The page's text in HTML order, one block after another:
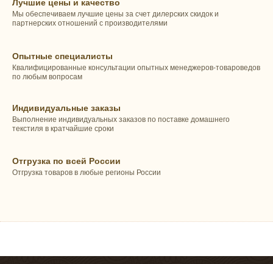
Лучшие цены и качество
Мы обеспечиваем лучшие цены за счет дилерских скидок и
партнерских отношений с производителями
Опытные специалисты
Квалифицированные консультации опытных менеджеров-товароведов
по любым вопросам
Индивидуальные заказы
Выполнение индивидуальных заказов по поставке домашнего
текстиля в кратчайшие сроки
Отгрузка по всей России
Отгрузка товаров в любые регионы России